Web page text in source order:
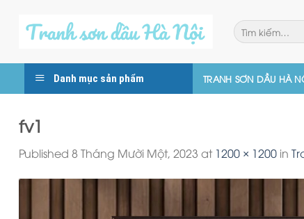
content
Tìm
kiếm:
Danh mục sản phẩm TRANH SƠN DẦU HÀ
fv1
Published 8 Tháng Mười Một, 2023 at 1200 × 1200 in